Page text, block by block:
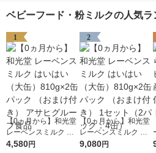
離乳食
ベビーフード・粉ミルクの人気ラ
1
【0ヵ月から】和光堂
レーベンスミルク は
いはい（大缶）810g×
4,580円
2
【0ヵ月から】和光堂
レーベンスミルク は
いはい（大缶）810g×
9,080円